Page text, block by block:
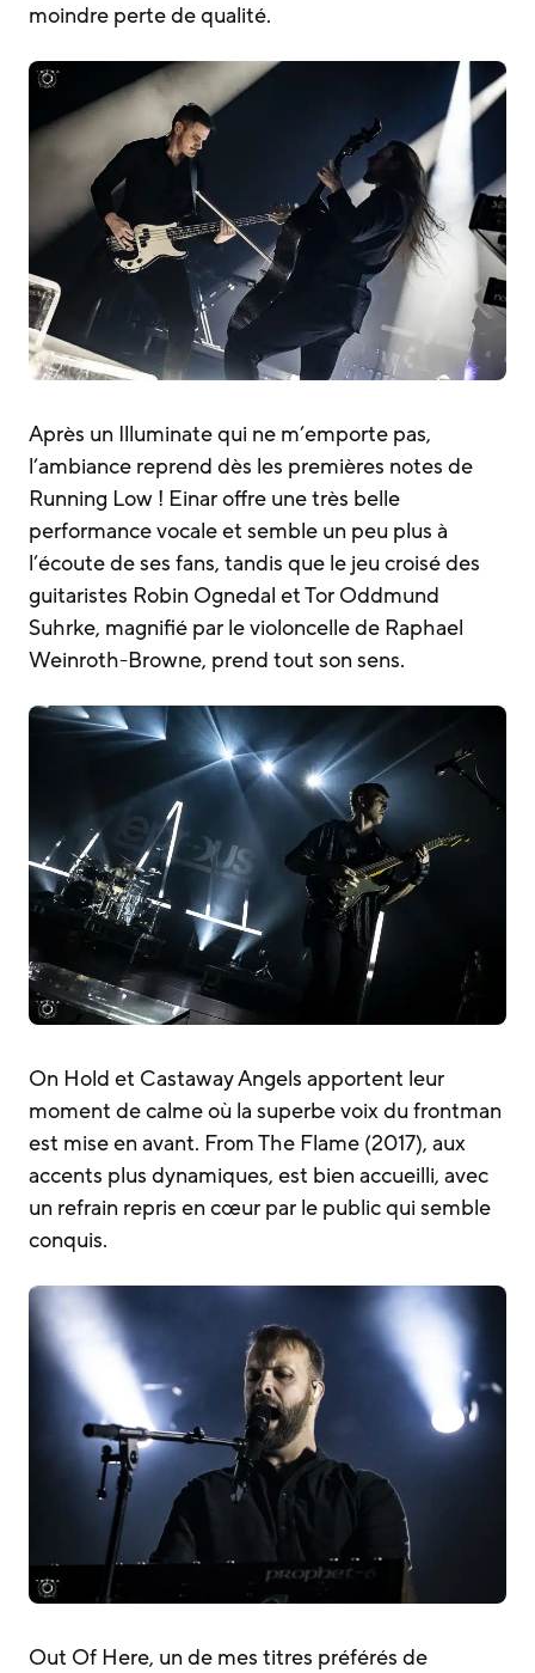
moindre perte de qualité.
Après un Illuminate qui ne m’emporte pas,
l’ambiance reprend dès les premières notes de
Running Low ! Einar offre une très belle
performance vocale et semble un peu plus à
l’écoute de ses fans, tandis que le jeu croisé des
guitaristes Robin Ognedal et Tor Oddmund
Suhrke, magnifié par le violoncelle de Raphael
Weinroth-Browne, prend tout son sens.
On Hold et Castaway Angels apportent leur
moment de calme où la superbe voix du frontman
est mise en avant. From The Flame (2017), aux
accents plus dynamiques, est bien accueilli, avec
un refrain repris en cœur par le public qui semble
conquis.
Out Of Here, un de mes titres préférés de